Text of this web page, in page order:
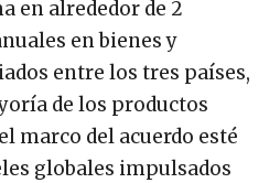
en alrededor de 2
en bienes y
entre los tres países,
de los productos
marco del acuerdo esté
globales impulsados